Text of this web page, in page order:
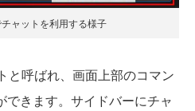
ャットを利用する様子
呼ばれ、画面上部のコマン
できます。サイドバーにチャ